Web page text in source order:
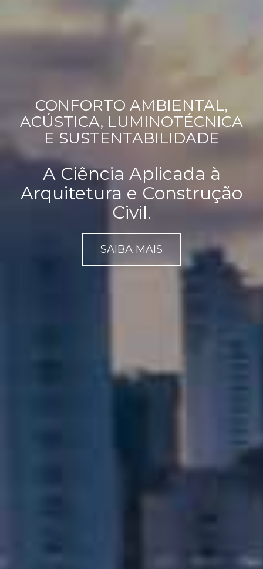
CONFORTO AMBIENTAL,
ACÚSTICA, LUMINOTÉCNICA
E SUSTENTABILIDADE
A Ciência Aplicada à
Arquitetura e Construção
Civil.
SAIBA MAIS